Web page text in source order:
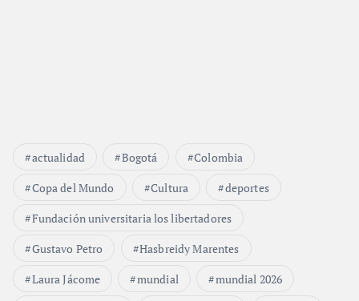
actualidad Bogotá
Colombia
Copa del Mundo
Cultura
deportes
Fundación universitaria los libertadores
Gustavo Petro
Hasbreidy Marentes
Laura Jácome
mundial
mundial 2026